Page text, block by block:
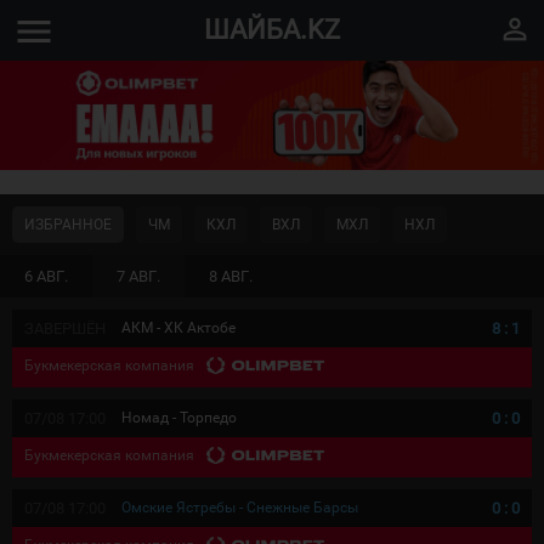
menu ШАЙБА.KZ perm_identity
6 АВГ. 7 АВГ. 8 АВГ.
ИЗБРАННОЕ ЧМ КХЛ ВХЛ МХЛ НХЛ
АКМ - ХК Актобе 8 : 1
Букмекерская компания
Номад - Торпедо 0 : 0
Букмекерская компания
Омские Ястребы - Снежные Барсы 0 : 0